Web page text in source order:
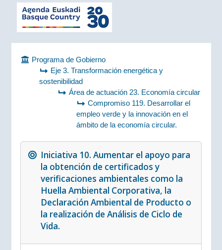
Programa de Gobierno
Eje 3. Transformación energética y
sostenibilidad
Área de actuación 23. Economía circular
Compromiso 119. Desarrollar el
empleo verde y la innovación en el
ámbito de la economía circular.
Iniciativa 10. Aumentar el apoyo para
la obtención de certificados y
verificaciones ambientales como la
Huella Ambiental Corporativa, la
Declaración Ambiental de Producto o
la realización de Análisis de Ciclo de
Vida.